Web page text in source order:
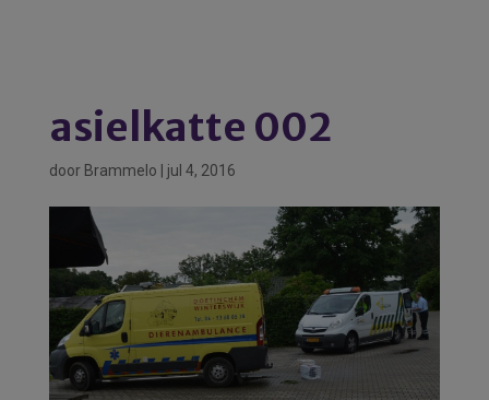
asielkatte 002
door Brammelo jul 4, 2016